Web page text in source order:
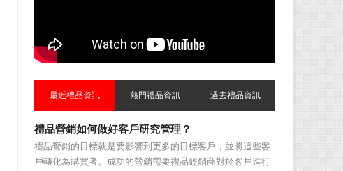
最近禮品資訊 熱門禮品資訊 過去禮品資訊
禮品營銷如何做好客戶研究管理？
禮品營銷的目標就是要影響到更多的目標客戶，並將這些客
戶轉化為購買者。成功的營銷需要禮品經銷商對於客戶進行